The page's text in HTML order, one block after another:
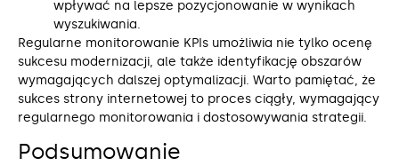
wpływać na lepsze pozycjonowanie w wynikach
wyszukiwania.
Regularne monitorowanie KPIs umożliwia nie tylko ocenę
sukcesu modernizacji, ale także identyfikację obszarów
wymagających dalszej optymalizacji. Warto pamiętać, że
sukces strony internetowej to proces ciągły, wymagający
regularnego monitorowania i dostosowywania strategii.
Podsumowanie